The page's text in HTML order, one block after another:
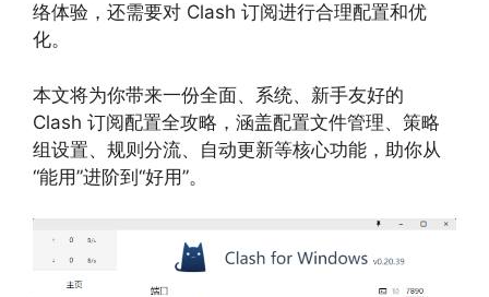
络体验，还需要对 Clash 订阅进行合理配置和优
化。
本文将为你带来一份全面、系统、新手友好的
Clash 订阅配置全攻略，涵盖配置文件管理、策略
组设置、规则分流、自动更新等核心功能，助你从
“能用”进阶到“好用”。